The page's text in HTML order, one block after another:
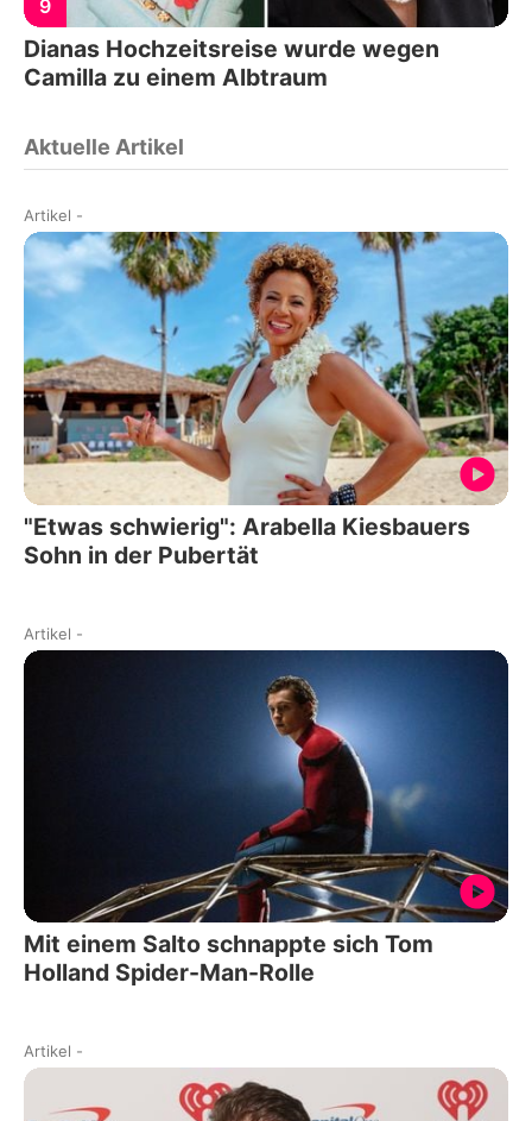
9
Dianas Hochzeitsreise wurde wegen
Camilla zu einem Albtraum
Aktuelle Artikel
Artikel -
"Etwas schwierig": Arabella Kiesbauers
Sohn in der Pubertät
Artikel -
Mit einem Salto schnappte sich Tom
Holland Spider-Man-Rolle
Artikel -